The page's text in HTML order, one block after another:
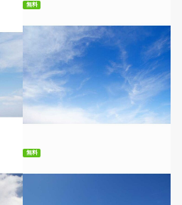
無料
無料ダウンロード
無料